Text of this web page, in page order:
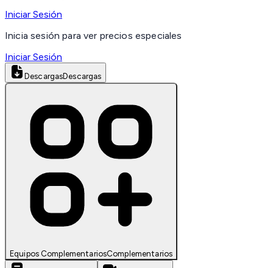
Iniciar Sesión
Inicia sesión para ver precios especiales
Iniciar Sesión
DescargasDescargas
Equipos ComplementariosComplementarios